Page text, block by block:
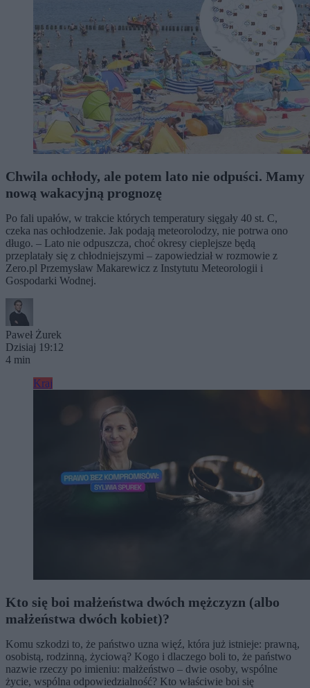
Chwila ochłody, ale potem lato nie odpuści. Mamy
nową wakacyjną prognozę
Po fali upałów, w trakcie których temperatury sięgały 40 st. C,
czeka nas ochłodzenie. Jak podają meteorolodzy, nie potrwa ono
długo. – Lato nie odpuszcza, choć okresy cieplejsze będą
przeplatały się z chłodniejszymi – zapowiedział w rozmowie z
Zero.pl Przemysław Makarewicz z Instytutu Meteorologii i
Gospodarki Wodnej.
Paweł Żurek
Dzisiaj 19:12
4 min
Kraj
Kto się boi małżeństwa dwóch mężczyzn (albo
małżeństwa dwóch kobiet)?
Komu szkodzi to, że państwo uzna więź, która już istnieje: prawną,
osobistą, rodzinną, życiową? Kogo i dlaczego boli to, że państwo
nazwie rzeczy po imieniu: małżeństwo – dwie osoby, wspólne
życie, wspólna odpowiedzialność? Kto właściwie boi się